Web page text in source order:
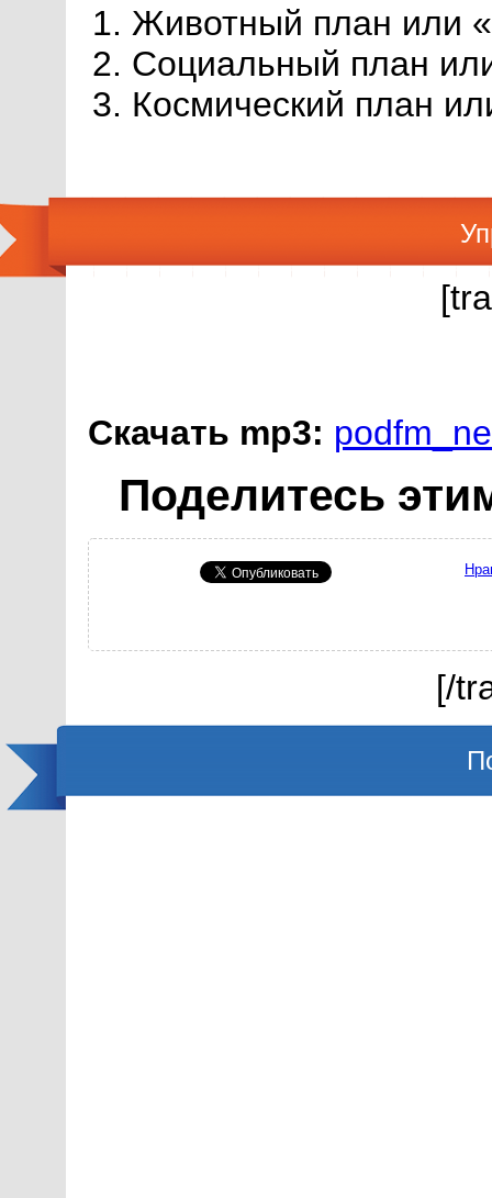
Животный план или
Социальный план
Космический план
Скачать mp3:
Поделитесь
[/